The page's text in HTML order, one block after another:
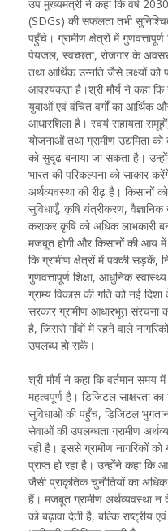
उप मुख्यमंत्री ने कहा कि वर्ष 2030
(SDGs) की सफलता तभी
पहुँचे। ग्रामीण क्षेत्रों में
पेयजल, स्वच्छता, रोजगार के
तथा आर्थिक उन्नति जैसे लक्ष्यों
आवश्यकता है।श्री मौर्य ने कहा कि
युवाओं एवं वंचित वर्गों का आर्थिक
आधारशिला है। स्वयं सहायता
योजनाओं तथा ग्रामीण उद्यमिता
को सुदृढ़ बनाया जा सकता है।
भारत की परिकल्पना को साकार
अर्थव्यवस्था की रीढ़ है।
सुविधाएँ, कृषि यंत्रीकरण,
कराकर कृषि को अधिक लाभकारी
मजबूत होगी और किसानों की आय में
कि ग्रामीण क्षेत्रों में पक्की सड़कें,
गुणवत्तापूर्ण शिक्षा, आधुनिक
ग्राम्य विकास की गति को नई
सरकार ग्रामीण आधारभूत संरचना
है, जिससे गाँवों में रहने वाले
उपलब्ध हो सकें।
श्री मौर्य ने कहा कि वर्तमान समय
महत्वपूर्ण है। डिजिटल साक्षरता
सुविधाओं की पहुँच, डिजिटल
सेवाओं की उपलब्धता ग्रामीण
रही है। इससे ग्रामीण नागरिकों
प्राप्त हो रहा है। उन्होंने कहा कि
जैसी प्राकृतिक चुनौतियों का
हैं। मजबूत ग्रामीण अर्थव्यवस्था न
को बढ़ावा देती है, बल्कि राष्ट्रीय